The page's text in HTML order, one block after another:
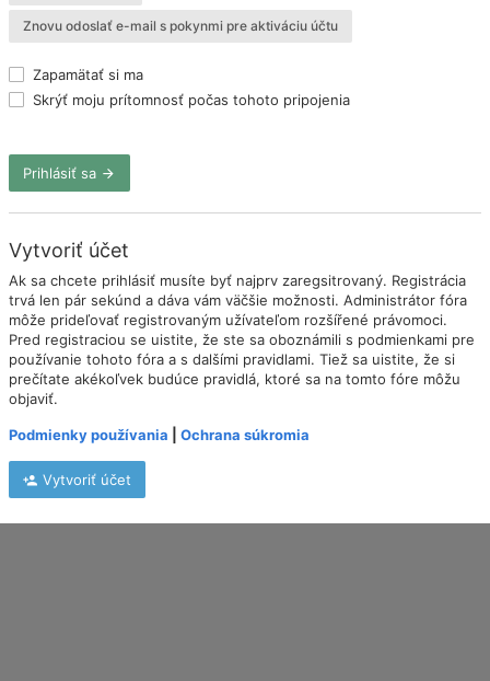
Znovu odoslať e-mail s pokynmi pre aktiváciu účtu
Zapamätať si ma
Skrýť moju prítomnosť počas tohoto pripojenia
Prihlásiť sa
Vytvoriť účet
Ak sa chcete prihlásiť musíte byť najprv zaregsitrovaný. Registrácia
trvá len pár sekúnd a dáva vám väčšie možnosti. Administrátor fóra
môže prideľovať registrovaným užívateľom rozšířené právomoci.
Pred registraciou se uistite, že ste sa oboznámili s podmienkami pre
používanie tohoto fóra a s dalšími pravidlami. Tiež sa uistite, že si
prečítate akékoľvek budúce pravidlá, ktoré sa na tomto fóre môžu
objaviť.
Podmienky používania Ochrana súkromia
Vytvoriť účet